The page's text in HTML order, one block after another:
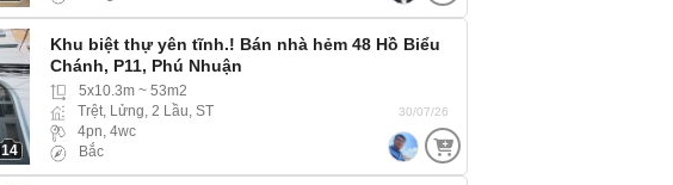
14
Khu biệt thự yên tĩnh.! Bán nhà hẻm 48 Hồ Biểu
Chánh, P11, Phú Nhuận
5x10.3m ~ 53m2
Trệt, Lửng, 2 Lầu, ST
4pn, 4wc
Bắc
30/07/26